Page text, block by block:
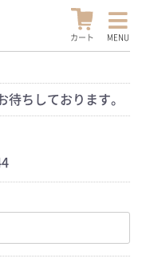
カート MENU
ちしております。